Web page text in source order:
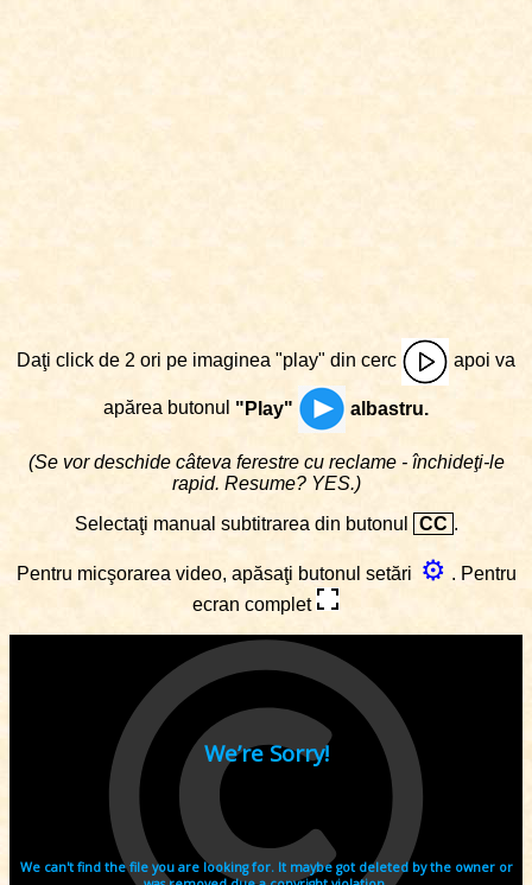
Daţi click de 2 ori pe imaginea "play" din cerc apoi va
apărea butonul "Play" albastru.
(Se vor deschide câteva ferestre cu reclame - închideţi-le
rapid. Resume? YES.)
Selectaţi manual subtitrarea din butonul
CC .
Pentru micşorarea video, apăsaţi butonul setări ⚙ . Pentru
ecran complet